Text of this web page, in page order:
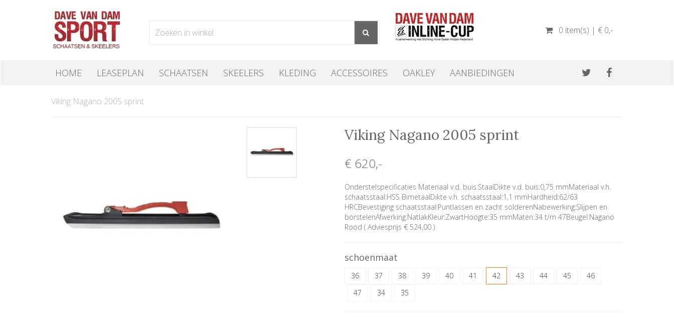
0 item(s) | € 0,-
HOME LEASEPLAN SCHAATSEN SKEELERS KLEDING ACCESSOIRES OAKLEY AANBIEDINGEN
Viking Nagano 2005 sprint
Viking Nagano 2005 sprint
€ 620,-
Onderstelspecificaties Materiaal v.d. buis:StaalDikte v.d. buis:0,75 mmMateriaal v.h.
schaatsstaal:HSS BimetaalDikte v.h. schaatsstaal:1,1 mmHardheid:62/63
HRCBevestiging schaatsstaal:Puntlassen en zacht solderenNabewerking:Slijpen en
borstelenAfwerking:NatlakKleur:ZwartHoogte:35 mmMaten:34 t/m 47Beugel:Nagano
Rood ( Adviesprijs € 524,00 )
schoenmaat
36 37 38 39 40 41 42 43 44 45
46
47
34 35